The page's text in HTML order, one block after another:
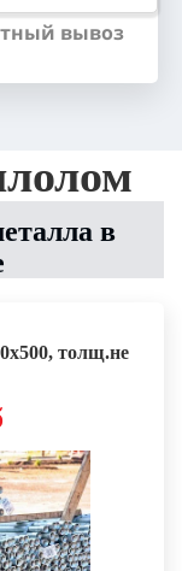
вывоз
в
толщ.не